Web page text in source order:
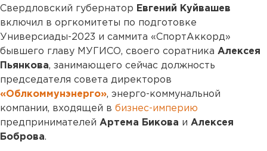
Свердловский губернатор Евгений Куйвашев
включил в оргкомитеты по подготовке
Универсиады-2023 и саммита «СпортАккорд»
бывшего главу МУГИСО, своего соратника Алексея
Пьянкова, занимающего сейчас должность
председателя совета директоров
«Облкоммунэнерго», энерго-коммунальной
компании, входящей в бизнес-империю
предпринимателей Артема Бикова и Алексея
Боброва.